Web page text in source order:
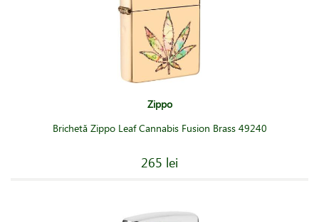
Zippo
Brichetă Zippo Leaf Cannabis Fusion Brass 49240
265 lei